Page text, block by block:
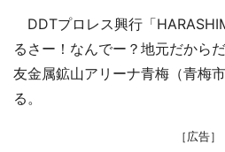
DDTプロレス興行「
るさー！なんでー？地元だから
友金属鉱山アリーナ青梅（青梅
る。
［広告］